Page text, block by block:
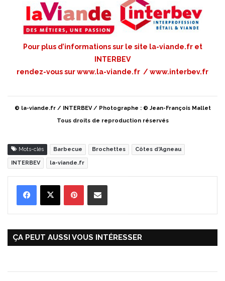
Pour plus d’informations sur le site la-viande.fr et
INTERBEV
rendez-vous surwww.la-viande.fr /www.interbev.fr
© la-viande.fr / INTERBEV / Photographe : © Jean-François Mallet
Tous droits de reproduction réservés
Mots-clés Barbecue Brochettes Côtes d'Agneau
INTERBEV la-viande.fr
ÇA PEUT AUSSI VOUS INTÉRESSER